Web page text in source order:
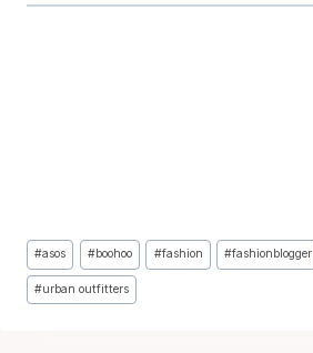
Schlagworte:
#asos #boohoo #fashion #fashionblogger
#urban outfitters